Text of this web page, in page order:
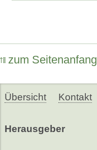
zum Seitenanfang
Übersicht Kontakt
Herausgeber